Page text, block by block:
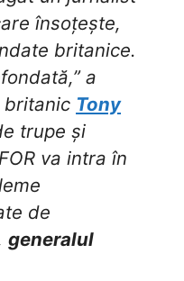
însoțește,
britanice.
a
britanic Tony
trupe și
va intra în
de
generalul